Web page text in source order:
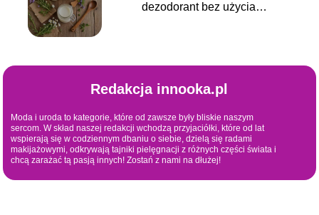
dezodorant bez użycia
Redakcja innooka.pl
Moda i uroda to kategorie, które od zawsze były bliskie naszym
sercom. W skład naszej redakcji wchodzą przyjaciółki, które od lat
wspierają się w codziennym dbaniu o siebie, dzielą się radami
makijażowymi, odkrywają tajniki pielęgnacji z różnych części świata i
chcą zarażać tą pasją innych! Zostań z nami na dłużej!